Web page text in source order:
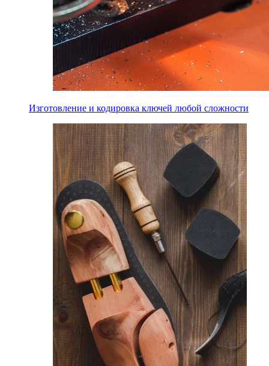
Изготовление и кодировка ключей любой сложности